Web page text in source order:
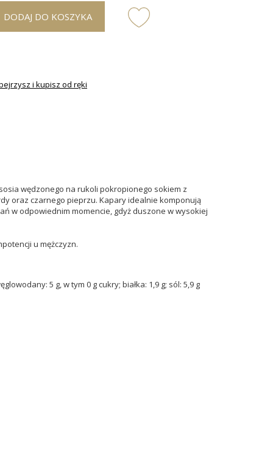
DODAJ DO KOSZYKA
i kupisz od ręki
wędzonego na rukoli pokropionego sokiem z
oraz czarnego pieprzu. Kapary idealnie komponują
w odpowiednim momencie, gdyż duszone w wysokiej
u mężczyzn.
5 g, w tym 0 g cukry; białka: 1,9 g; sól: 5,9 g